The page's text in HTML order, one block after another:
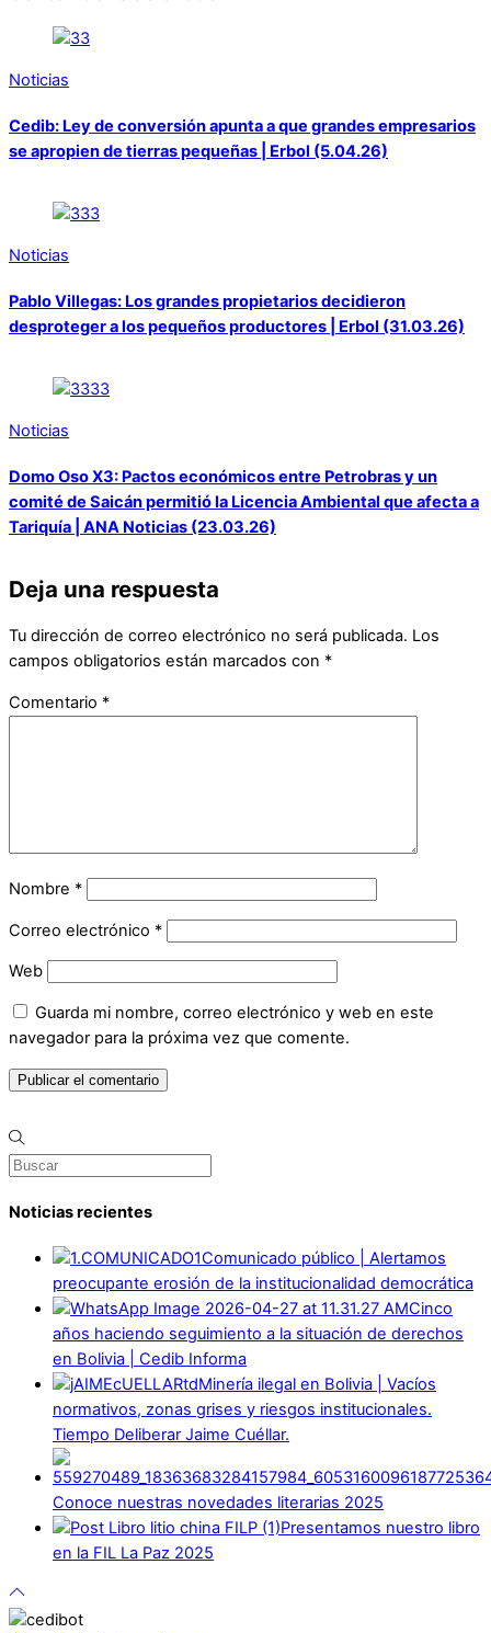
Noticias
Cedib: Ley de conversión apunta a que grandes empresarios
se apropien de tierras pequeñas | Erbol (5.04.26)
Noticias
Pablo Villegas: Los grandes propietarios decidieron
desproteger a los pequeños productores | Erbol (31.03.26)
Noticias
Domo Oso X3: Pactos económicos entre Petrobras y un
comité de Saicán permitió la Licencia Ambiental que afecta a
Tariquía | ANA Noticias (23.03.26)
Deja una respuesta
Tu dirección de correo electrónico no será publicada. Los
campos obligatorios están marcados con *
Comentario *
Nombre *
Correo electrónico *
Web
Guarda mi nombre, correo electrónico y web en este
navegador para la próxima vez que comente.
Noticias recientes
Comunicado público | Alertamos
preocupante erosión de la institucionalidad democrática
Cinco
años haciendo seguimiento a la situación de derechos
en Bolivia | Cedib Informa
Minería ilegal en Bolivia | Vacíos
normativos, zonas grises y riesgos institucionales.
Tiempo Deliberar Jaime Cuéllar.
Conoce nuestras novedades literarias 2025
Presentamos nuestro libro
en la FIL La Paz 2025